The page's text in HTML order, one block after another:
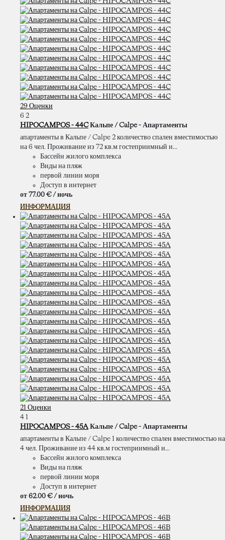
29 Оценки
6 2
HIPOCAMPOS - 44C Кальпе / Calpe - Апартаменты
апартаменты в Кальпе / Calpe 2 количество спален вместимостью
на 6 чел. Проживание из 72 кв.м гостеприимный и...
Бассейн жилого комплекса
Виды на пляж
первой линии моря
Доступ в интернет
от 77.00 € / ночь
ИНФОРМАЦИЯ
21 Оценки
4 1
HIPOCAMPOS - 45A Кальпе / Calpe - Апартаменты
апартаменты в Кальпе / Calpe 1 количество спален вместимостью на
4 чел. Проживание из 44 кв.м гостеприимный и...
Бассейн жилого комплекса
Виды на пляж
первой линии моря
Доступ в интернет
от 62.00 € / ночь
ИНФОРМАЦИЯ